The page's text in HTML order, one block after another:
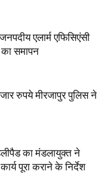
एलार्म एफिसिएंसी
का समापन
रुपये मीरजापुर पुलिस ने
का मंडलायुक्त ने
पूरा कराने के निर्देश